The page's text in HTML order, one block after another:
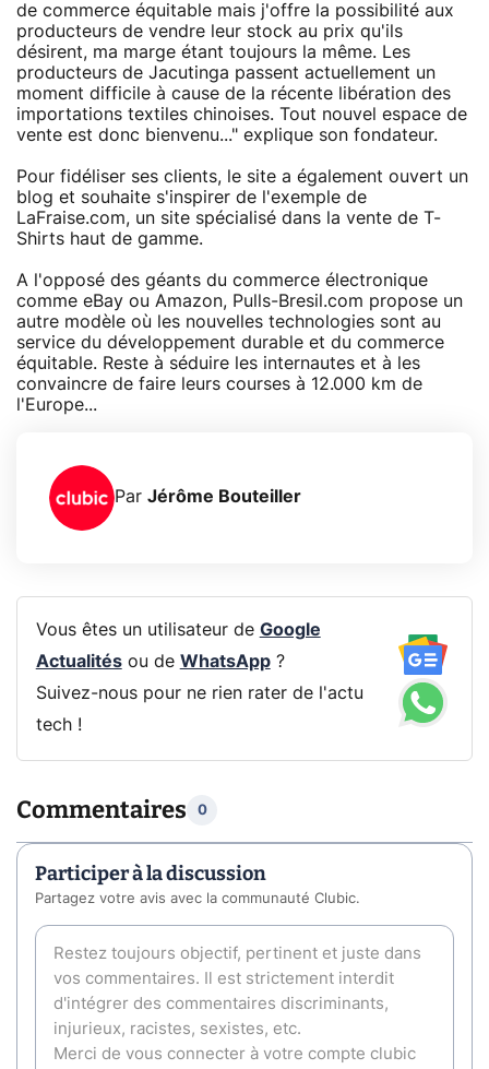
de commerce équitable mais j'offre la possibilité aux
producteurs de vendre leur stock au prix qu'ils
désirent, ma marge étant toujours la même. Les
producteurs de Jacutinga passent actuellement un
moment difficile à cause de la récente libération des
importations textiles chinoises. Tout nouvel espace de
vente est donc bienvenu..." explique son fondateur.
Pour fidéliser ses clients, le site a également ouvert un
blog et souhaite s'inspirer de l'exemple de
LaFraise.com, un site spécialisé dans la vente de T-
Shirts haut de gamme.
A l'opposé des géants du commerce électronique
comme eBay ou Amazon, Pulls-Bresil.com propose un
autre modèle où les nouvelles technologies sont au
service du développement durable et du commerce
équitable. Reste à séduire les internautes et à les
convaincre de faire leurs courses à 12.000 km de
l'Europe...
Par Jérôme Bouteiller
Vous êtes un utilisateur de Google
Actualitésou de WhatsApp?
Suivez-nous pour ne rien rater de l'actu
tech !
Commentaires 0
Participer à la discussion
Partagez votre avis avec la communauté Clubic.